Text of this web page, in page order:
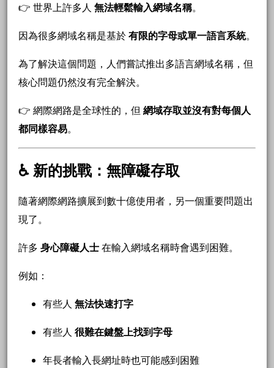
👉 世界上許多人 無法輕鬆輸入網域名稱。
因為很多網域名稱是基於有限的字母或單一語言系統。
為了解決這個問題，人們嘗試推出多語言網域名稱，但
核心問題仍然沒有完全解決。
👉 網際網路是全球性的，但 網域存取並沒有對每個人
都同樣容易。
♿ 新的挑戰：無障礙存取
隨著網際網路擴展到數十億使用者，另一個重要問題出
現了。
許多 身心障礙人士在輸入網域名稱時會遇到困難。
例如：
有些人 無法快速打字
有些人 很難在鍵盤上找到字母
年長者輸入長網址時也可能感到困難